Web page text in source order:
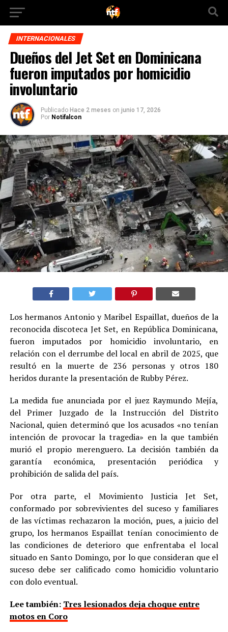
INTERNACIONALES
Dueños del Jet Set en Dominicana
fueron imputados por homicidio
involuntario
Publicado Hace 2 meses on junio 17, 2026
Por Notifalcon
Los hermanos Antonio y Maribel Espaillat, dueños de la
reconocida discoteca Jet Set, en República Dominicana,
fueron imputados por homicidio involuntario, en
relación con el derrumbe del local en abril de 2025, que
resultó en la muerte de 236 personas y otros 180
heridos durante la presentación de Rubby Pérez.
La medida fue anunciada por el juez Raymundo Mejía,
del Primer Juzgado de la Instrucción del Distrito
Nacional, quien determinó que los acusados «no tenían
intención de provocar la tragedia» en la que también
murió el propio merenguero. La decisión también da
garantía económica, presentación periódica y
prohibición de salida del país.
Por otra parte, el Movimiento Justicia Jet Set,
conformado por sobrevivientes del suceso y familiares
de las víctimas rechazaron la moción, pues, a juicio del
grupo, los hermanos Espaillat tenían conocimiento de
las condiciones de deterioro que enfrentaba el local
situado en Santo Domingo, por lo que consideran que el
suceso debe ser calificado como homicidio voluntario
con dolo eventual.
Lee también: Tres lesionados deja choque entre
motos en Coro